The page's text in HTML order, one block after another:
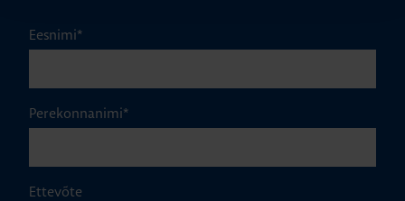
Eesnimi*
Perekonnanimi*
Ettevõte